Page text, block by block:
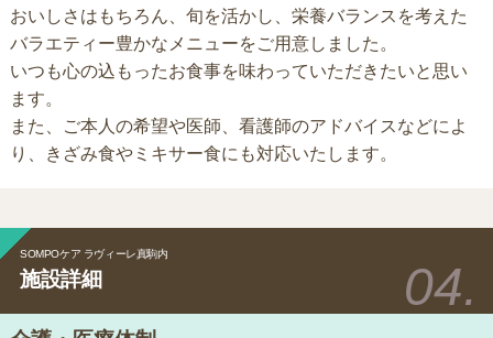
おいしさはもちろん、旬を活かし、栄養バランスを考えた
バラエティー豊かなメニューをご用意しました。
いつも心の込もったお食事を味わっていただきたいと思い
ます。
また、ご本人の希望や医師、看護師のアドバイスなどによ
り、きざみ食やミキサー食にも対応いたします。
SOMPOケア ラヴィーレ真駒内
施設詳細